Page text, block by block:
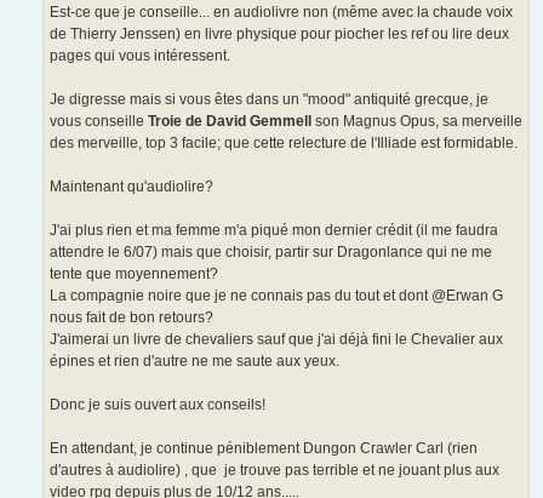
Est-ce que je conseille... en audiolivre non (même avec la chaude voix
de Thierry Jenssen) en livre physique pour piocher les ref ou lire deux
pages qui vous intéressent.
Je digresse mais si vous êtes dans un "mood" antiquité grecque, je
vous conseille Troie de David Gemmell son Magnus Opus, sa merveille
des merveille, top 3 facile; que cette relecture de l'Illiade est formidable.
Maintenant qu'audiolire?
J'ai plus rien et ma femme m'a piqué mon dernier crédit (il me faudra
attendre le 6/07) mais que choisir, partir sur Dragonlance qui ne me
tente que moyennement?
La compagnie noire que je ne connais pas du tout et dont @Erwan G
nous fait de bon retours?
J'aimerai un livre de chevaliers sauf que j'ai déjà fini le Chevalier aux
épines et rien d'autre ne me saute aux yeux.
Donc je suis ouvert aux conseils!
En attendant, je continue péniblement Dungon Crawler Carl (rien
d'autres à audiolire) , que je trouve pas terrible et ne jouant plus aux
video rpg depuis plus de 10/12 ans.....